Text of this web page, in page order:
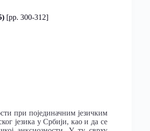
[pp. 300-312]
при појединачним језичким
језика у Србији, као и да се